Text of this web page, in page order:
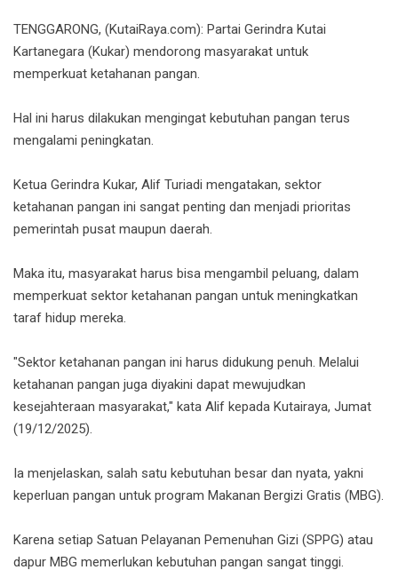
TENGGARONG, (KutaiRaya.com): Partai Gerindra Kutai
Kartanegara (Kukar) mendorong masyarakat untuk
memperkuat ketahanan pangan.
Hal ini harus dilakukan mengingat kebutuhan pangan terus
mengalami peningkatan.
Ketua Gerindra Kukar, Alif Turiadi mengatakan, sektor
ketahanan pangan ini sangat penting dan menjadi prioritas
pemerintah pusat maupun daerah.
Maka itu, masyarakat harus bisa mengambil peluang, dalam
memperkuat sektor ketahanan pangan untuk meningkatkan
taraf hidup mereka.
"Sektor ketahanan pangan ini harus didukung penuh. Melalui
ketahanan pangan juga diyakini dapat mewujudkan
kesejahteraan masyarakat," kata Alif kepada Kutairaya, Jumat
(19/12/2025).
Ia menjelaskan, salah satu kebutuhan besar dan nyata, yakni
keperluan pangan untuk program Makanan Bergizi Gratis (MBG).
Karena setiap Satuan Pelayanan Pemenuhan Gizi (SPPG) atau
dapur MBG memerlukan kebutuhan pangan sangat tinggi.